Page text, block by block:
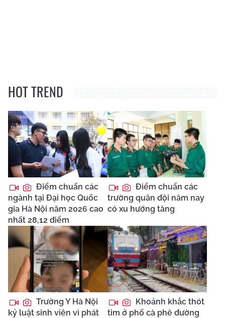
HOT TREND
Điểm chuẩn các
ngành tại Đại học Quốc
gia Hà Nội năm 2026 cao
nhất 28,12 điểm
Điểm chuẩn các
trường quân đội năm nay
có xu hướng tăng
Trường Y Hà Nội
kỷ luật sinh viên vì phát
Khoảnh khắc thót
tim ở phố cà phê đường